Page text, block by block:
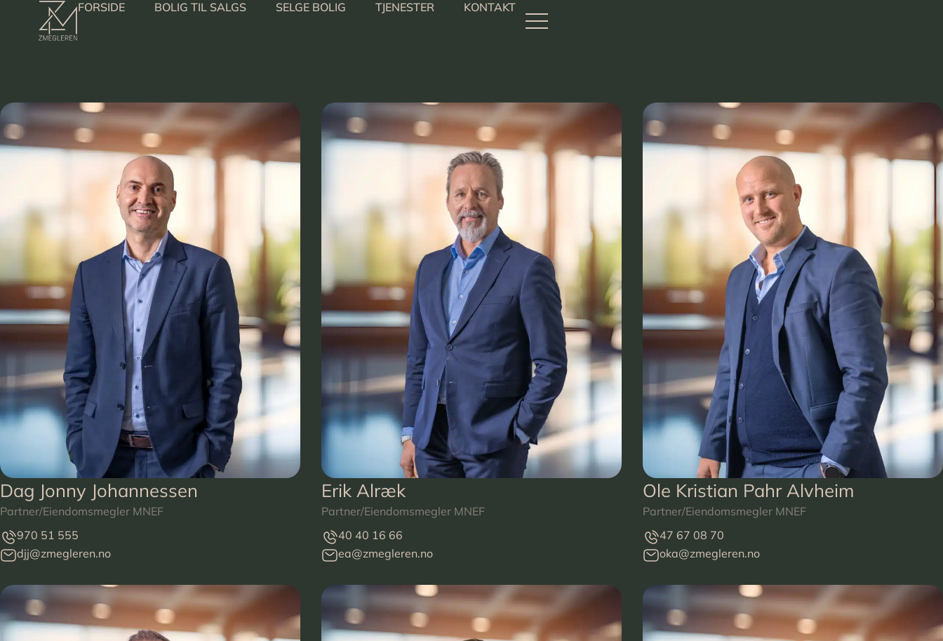
FORSIDE BOLIG TIL SALGS SELGE BOLIG TJENESTER KONTAKT
Dag Jonny Johannessen
Partner/Eiendomsmegler MNEF
970 51 555
djj@zmegleren.no
Erik Alræk
Partner/Eiendomsmegler MNEF
40 40 16 66
ea@zmegleren.no
Ole Kristian Pahr Alvheim
Partner/Eiendomsmegler MNEF
47 67 08 70
oka@zmegleren.no